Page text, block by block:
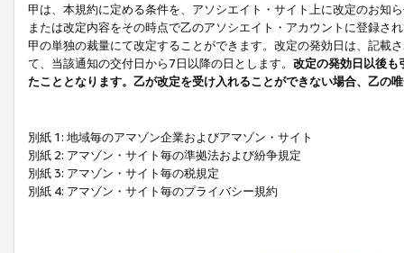
甲は、本規約に定める条件を、アソシエイト・サイト上に改定のお知
または改定内容をその時点で乙のアソシエイト・アカウントに登録さ
甲の単独の裁量にて改定することができます。改定の発効日は、記載
て、当該通知の交付日から7日以降の日とします。 改定の発効日以後も
たこととなります。乙が改定を受け入れることができない場合、乙の
別紙 1: 地域毎のアマゾン企業およびアマゾン・サイト
別紙 2: アマゾン・サイト毎の準拠法および紛争規定
別紙 3: アマゾン・サイト毎の税規定
別紙 4: アマゾン・サイト毎のプライバシー規約